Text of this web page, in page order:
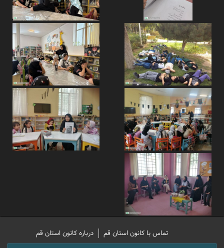
تماس با کانون استان قم درباره کانون استان قم